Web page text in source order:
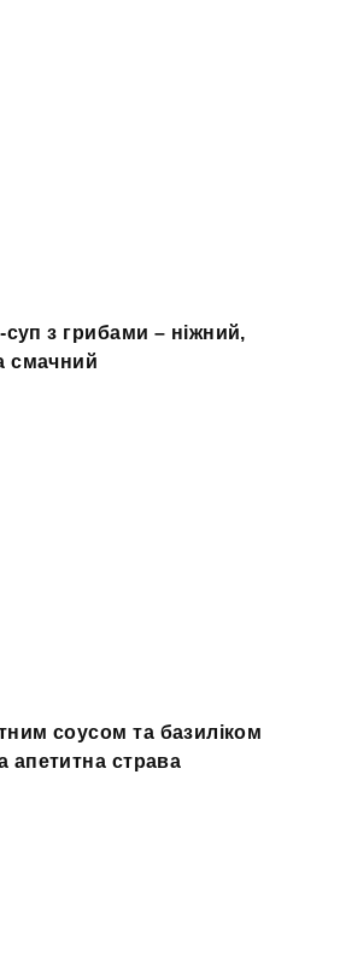
з грибами – ніжний,
смачний
соусом та базиліком
апетитна страва